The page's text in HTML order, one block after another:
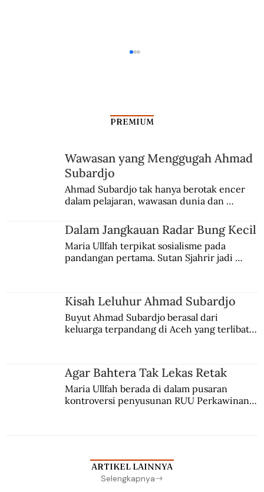
IGK Manila Bukan Prajurit Biasa
PREMIUM
Wawasan yang Menggugah Ahmad
Subardjo
Ahmad Subardjo tak hanya berotak encer
dalam pelajaran, wawasan dunia dan
Jules Verne, Multatuli, hingga Sun Yat-sen.
Dalam Jangkauan Radar Bung Kecil
Maria Ullfah terpikat sosialisme pada
pandangan pertama. Sutan Sjahrir jadi
Kisah Leluhur Ahmad Subardjo
Buyut Ahmad Subardjo berasal dari
keluarga terpandang di Aceh yang terlibat
Agar Bahtera Tak Lekas Retak
Maria Ullfah berada di dalam pusaran
kontroversi penyusunan RUU Perkawinan.
ARTIKEL LAINNYA
Selengkapnya